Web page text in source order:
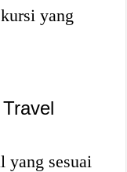
yang
yang sesuai